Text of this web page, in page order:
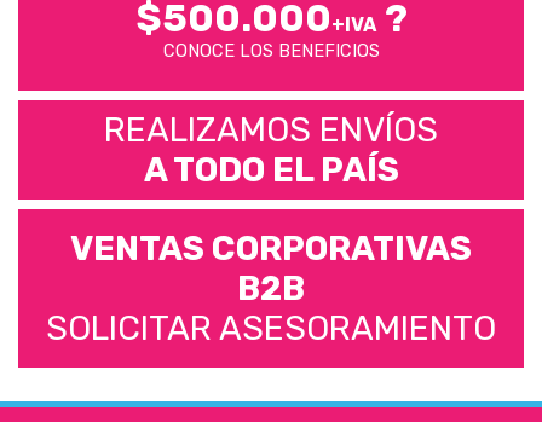
$500.000+IVA?
CONOCE LOS BENEFICIOS
REALIZAMOS ENVÍOS
A TODO EL PAÍS
VENTAS CORPORATIVAS
B2B
SOLICITAR ASESORAMIENTO